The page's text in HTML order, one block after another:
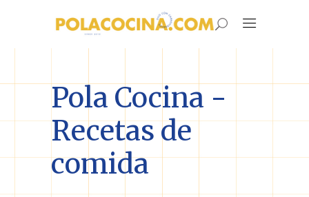
Pola Cocina -
Recetas de
comida